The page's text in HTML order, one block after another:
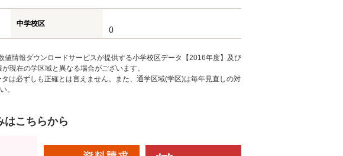
中学校区
()
情報ダウンロードサービスが提供する小学校区データ【2016年度】及び
現在の学区域と異なる場合がございます。
は必ずしも正確とは言えません。また、通学区域(学区)は毎年見直しの対
。
はこちらから